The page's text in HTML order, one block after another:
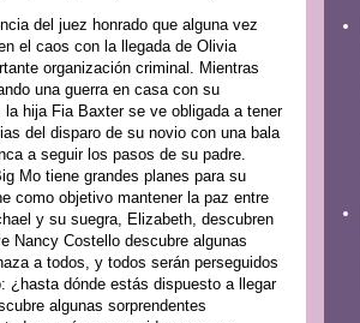
del juez honrado que alguna vez
el caos con la llegada de Olivia
organización criminal. Mientras
una guerra en casa con su
hija Fia Baxter se ve obligada a tener
del disparo de su novio con una bala
a seguir los pasos de su padre.
Mo tiene grandes planes para su
como objetivo mantener la paz entre
y su suegra, Elizabeth, descubren
Nancy Costello descubre algunas
a todos, y todos serán perseguidos
¿hasta dónde estás dispuesto a llegar
algunas sorprendentes